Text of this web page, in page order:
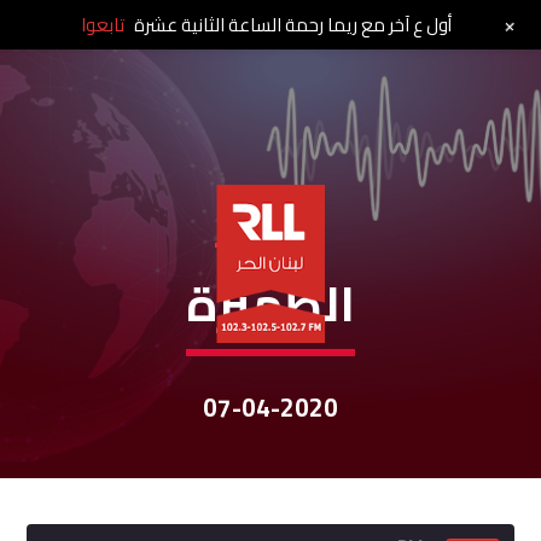
نشرات الأخبار
الظّهيرة
07-04-2020
أول ع آخر مع ريما رحمة الساعة الثانية عشرة تابعوا +